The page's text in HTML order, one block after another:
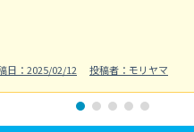
日：2025/02/12 投稿者：モリヤマ